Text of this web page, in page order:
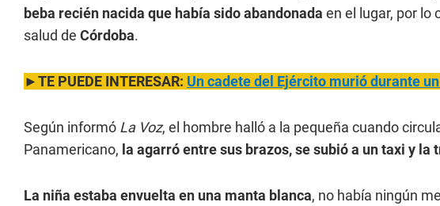
beba recién nacida que había sido abandonada en el lugar, por lo
salud de Córdoba.
►TE PUEDE INTERESAR: Un cadete del Ejército murió durante
Según informó La Voz, el hombre halló a la pequeña cuando
Panamericano, la agarró entre sus brazos, se subió a un taxi y
La niña estaba envuelta en una manta blanca, no había ningún